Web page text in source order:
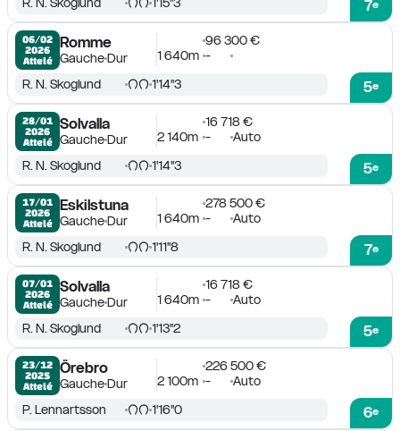
7e
06/02
2026
Attelé
Romme
GaucheDur
96 300 €
1 640m -
5e
R. N. Skoglund 1'14''3
28/01
2026
Attelé
Solvalla
GaucheDur
16 718 €
2 140m - Auto
5e
R. N. Skoglund 1'14''3
17/01
2026
Attelé
Eskilstuna
GaucheDur
278 500 €
1 640m - Auto
7e
R. N. Skoglund 1'11''8
07/01
2026
Attelé
Solvalla
GaucheDur
16 718 €
1 640m - Auto
5e
R. N. Skoglund 1'13''2
23/12
2025
Attelé
Örebro
GaucheDur
226 500 €
2 100m - Auto
6e
P. Lennartsson 1'16''0